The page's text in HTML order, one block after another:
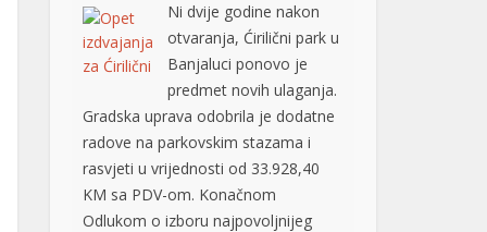
Ni dvije godine nakon
otvaranja, Ćirilični park u
Banjaluci ponovo je
predmet novih ulaganja.
Gradska uprava odobrila je dodatne
radove na parkovskim stazama i
rasvjeti u vrijednosti od 33.928,40
KM sa PDV-om. Konačnom
Odlukom o izboru najpovoljnijeg